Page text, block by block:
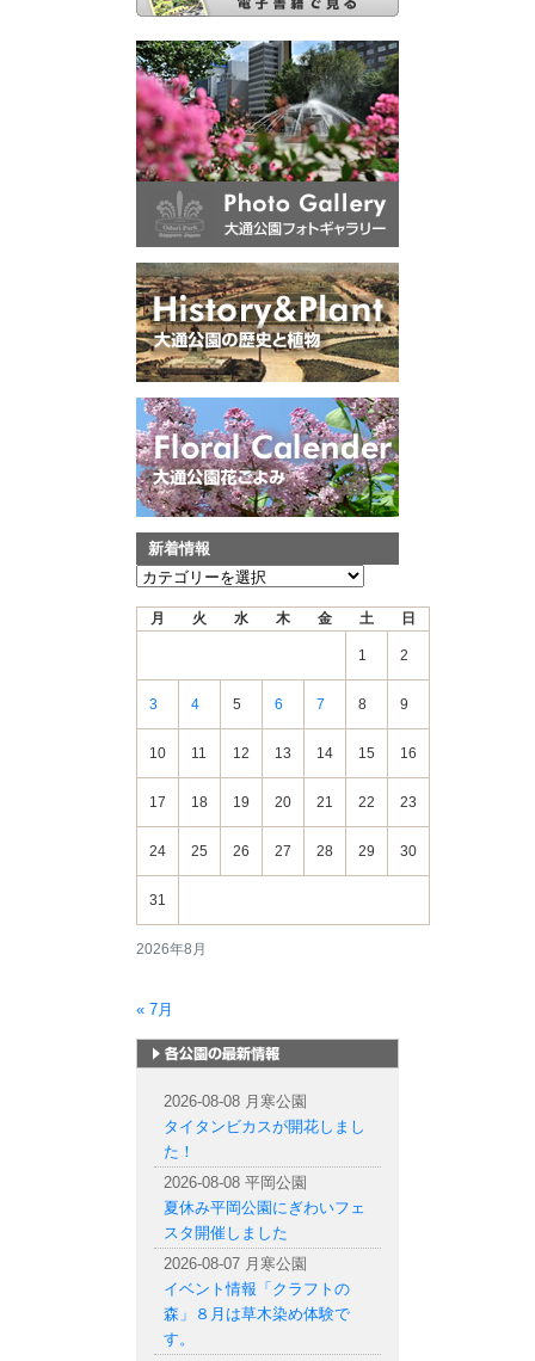
新着情報
新
2026年8月
月 火 水 木 金 土 日
1 2
3 4 5 6 7 8 9
10 11 12 13 14 15 16
17 18 19 20 21 22 23
24 25 26 27 28 29 30
31
« 7月
2026-08-08 月寒公園
タイタンビカスが開花しまし
た！
2026-08-08 平岡公園
夏休み平岡公園にぎわいフェ
スタ開催しました
2026-08-07 月寒公園
イベント情報「クラフトの
森」８月は草木染め体験で
す。